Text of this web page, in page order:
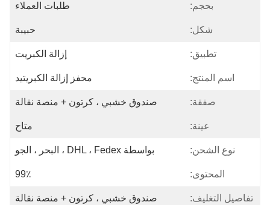
بحجم: طلبات العملاء
شكل: حبيبة
تطبيق: إزالة الكبريت
اسم المنتج: محفز إزالة الكبريتيد
صفقة: صندوق خشبي ، كرتون + منصة نقالة
عينة: متاح
نوع الشحن: بواسطة DHL ، Fedex ، البحر ، الجو
المحتوى: 99٪
تفاصيل التغليف: صندوق خشبي ، كرتون + منصة نقالة